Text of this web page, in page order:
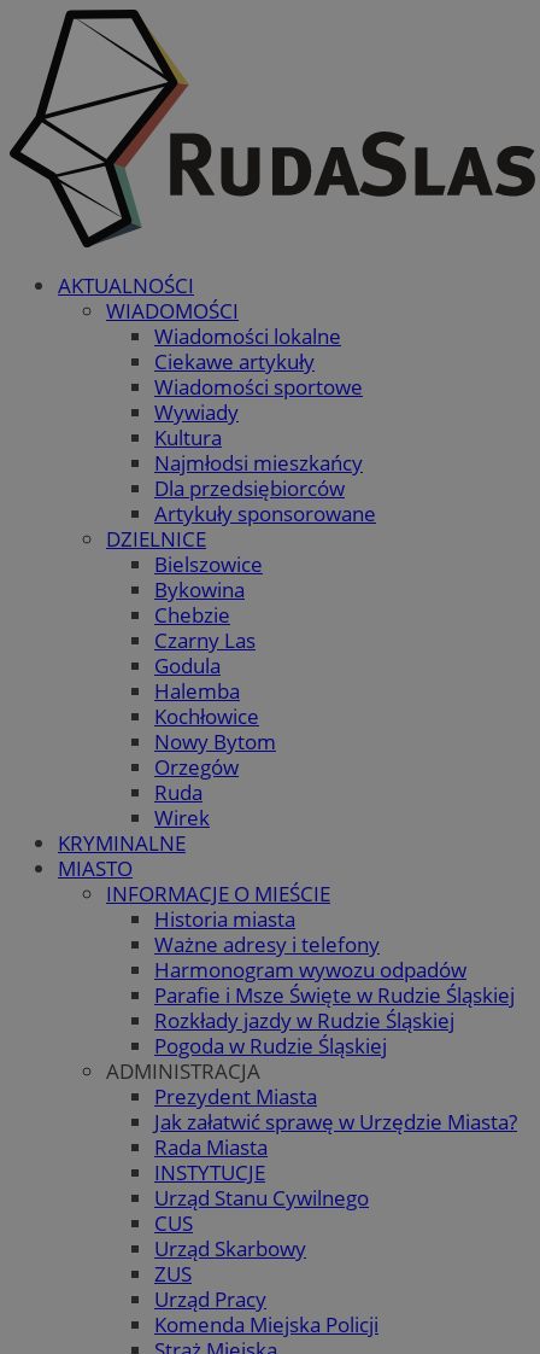
AKTUALNOŚCI
WIADOMOŚCI
Wiadomości lokalne
Ciekawe artykuły
Wiadomości sportowe
Wywiady
Kultura
Najmłodsi mieszkańcy
Dla przedsiębiorców
Artykuły sponsorowane
DZIELNICE
Bielszowice
Bykowina
Chebzie
Czarny Las
Godula
Halemba
Kochłowice
Nowy Bytom
Orzegów
Ruda
Wirek
KRYMINALNE
MIASTO
INFORMACJE O MIEŚCIE
Historia miasta
Ważne adresy i telefony
Harmonogram wywozu odpadów
Parafie i Msze Święte w Rudzie Śląskiej
Rozkłady jazdy w Rudzie Śląskiej
Pogoda w Rudzie Śląskiej
ADMINISTRACJA
Prezydent Miasta
Jak załatwić sprawę w Urzędzie Miasta?
Rada Miasta
INSTYTUCJE
Urząd Stanu Cywilnego
CUS
Urząd Skarbowy
ZUS
Urząd Pracy
Komenda Miejska Policji